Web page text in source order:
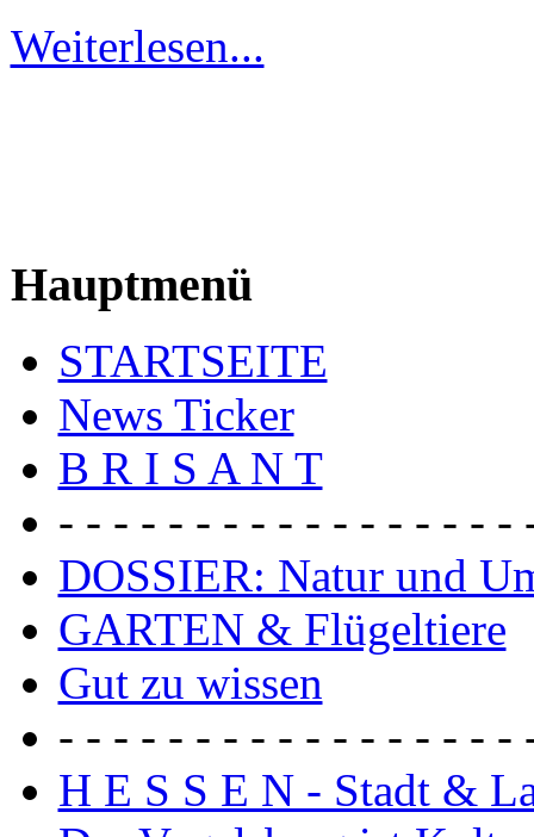
Weiterlesen...
Hauptmenü
STARTSEITE
News Ticker
B R I S A N T
- - - - - - - - - - - - - - - - -
DOSSIER: Natur und
GARTEN & Flügeltiere
Gut zu wissen
- - - - - - - - - - - - - - - - -
H E S S E N - Stadt &